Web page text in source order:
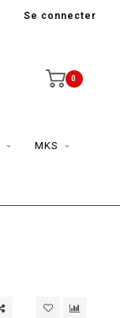
Se connecter
0
MKS